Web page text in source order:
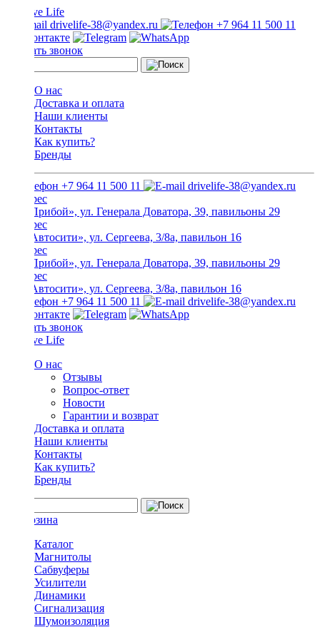
drivelife-38@yandex.ru +7 964 11 500 11
Заказать звонок
О нас
Доставка и оплата
Наши клиенты
Контакты
Как купить?
Бренды
+7 964 11 500 11 drivelife-38@yandex.ru
ТЦ «Прибой», ул. Генерала Доватора, 39, павильоны 29
ТЦ «Автосити», ул. Сергеева, 3/8а, павильон 16
ТЦ «Прибой», ул. Генерала Доватора, 39, павильоны 29
ТЦ «Автосити», ул. Сергеева, 3/8а, павильон 16
+7 964 11 500 11
drivelife-38@yandex.ru
Заказать звонок
О нас
Отзывы
Вопрос-ответ
Новости
Гарантии и возврат
Доставка и оплата
Наши клиенты
Контакты
Как купить?
Бренды
Каталог
Магнитолы
Сабвуферы
Усилители
Динамики
Сигнализация
Шумоизоляция